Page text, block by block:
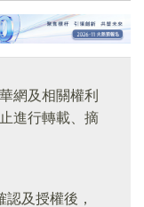
網及相關權利
進行轉載、摘
認及授權後，